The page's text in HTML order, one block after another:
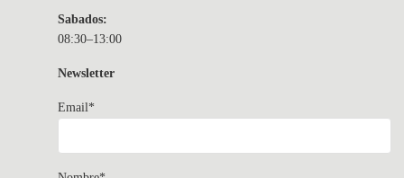
Sabados:
08:30–13:00
Newsletter
Email*